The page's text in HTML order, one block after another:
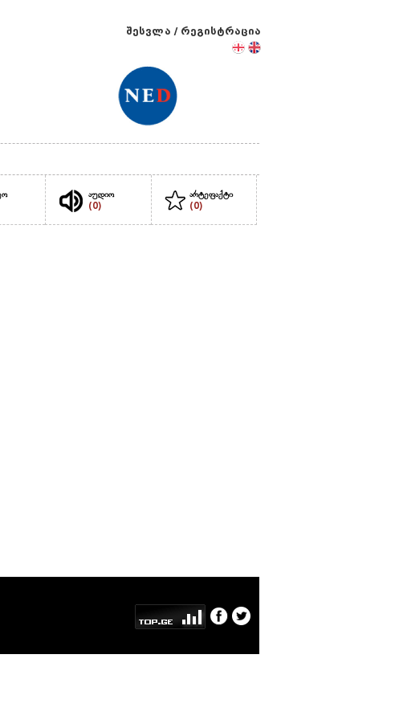
შესვლა / რეგისტრაცია
აუდიო
(0)
არტეფაქტი
(0)